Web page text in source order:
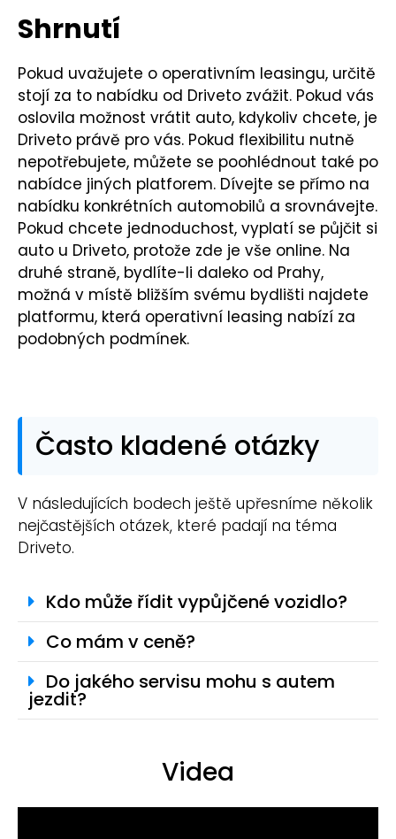
Shrnutí
Pokud uvažujete o operativním leasingu, určitě
stojí za to nabídku od Driveto zvážit. Pokud vás
oslovila možnost vrátit auto, kdykoliv chcete, je
Driveto právě pro vás. Pokud flexibilitu nutně
nepotřebujete, můžete se poohlédnout také po
nabídce jiných platforem. Dívejte se přímo na
nabídku konkrétních automobilů a srovnávejte.
Pokud chcete jednoduchost, vyplatí se půjčit si
auto u Driveto, protože zde je vše online. Na
druhé straně, bydlíte-li daleko od Prahy,
možná v místě bližším svému bydlišti najdete
platformu, která operativní leasing nabízí za
podobných podmínek.
Často kladené otázky
V následujících bodech ještě upřesníme několik
nejčastějších otázek, které padají na téma
Driveto.
Kdo může řídit vypůjčené vozidlo?
Co mám v ceně?
Do jakého servisu mohu s autem
jezdit?
Videa